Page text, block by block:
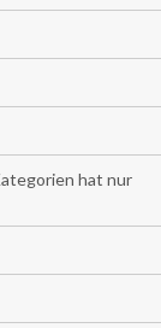
hat nur